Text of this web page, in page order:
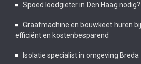
Spoed loodgieter in Den Haag nodig?
Graafmachine en bouwkeet huren
efficiënt en kostenbesparend
Isolatie specialist in omgeving Breda